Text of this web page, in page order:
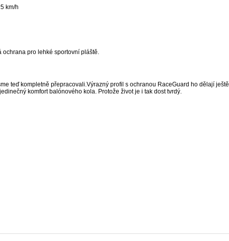
km/h
ochrana pro lehké sportovní pláště.
teď kompletně přepracovali.Výrazný profil s ochranou RaceGuard ho dělají ještě
komfort balónového kola. Protože život je i tak dost tvrdý.